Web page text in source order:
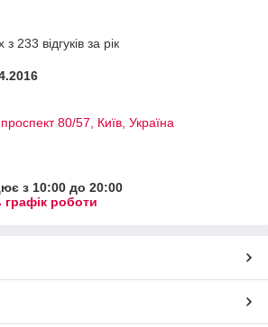
233 відгуків за рік
80/57, Київ, Україна
з 10:00 до 20:00
графік роботи